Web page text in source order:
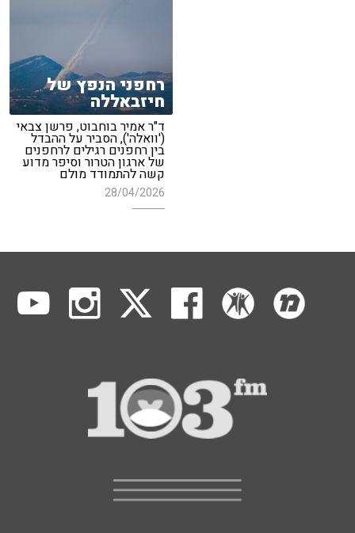
רחפני הנפץ של
חיזבאללה
ד"ר אמיר בוחבוט, פרשן צבאי
('וואלה'), הסביר על ההבדל
בין רחפנים רגילים לרחפנים
של ארגון הטרור וסיפר מדוע
קשה להתמודד מולם
28/04/2026